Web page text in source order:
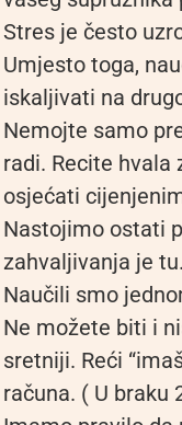
Stres je često
Umjesto toga,
iskaljivati na
Nemojte samo
radi. Recite hvala
osjećati
Nastojimo ostati
zahvaljivanja je
Naučili smo
Ne možete biti i
sretniji. Reći
računa. ( U braku